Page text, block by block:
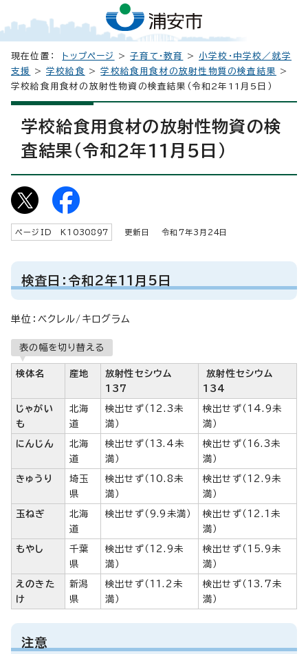
現在位置： トップページ >子育て・教育 >小学校・中学校／就学
支援
>学校給食 >学校給食用食材の放射性物質の検査結果
>
学校給食用食材の放射性物資の検査結果（令和2年11月5日）
学校給食用食材の放射性物資の検
査結果（令和2年11月5日）
ページID K 1030897 更新日 令和7年3月 24日
検査日：令和2年11月5日
単位：ベクレル/キログラム
表の幅を切り替える
検体名 産地
放射性セシウム
137
放射性セシウム
134
じゃがい
も
北海
道
検出せず（12.3未
満）
検出せず（14.9未
満）
にんじん
北海
道
検出せず（13.4未
満）
検出せず（16.3未
満）
きゅうり
埼玉
県
検出せず（10.8未
満）
検出せず（12.9未
満）
玉ねぎ
北海
道
検出せず（9.9未満）
検出せず（12.1未
満）
もやし
千葉
県
検出せず（12.9未
満）
検出せず（15.9未
満）
えのきた
け
新潟
県
検出せず（11.2未
満）
検出せず（13.7未
満）
注意